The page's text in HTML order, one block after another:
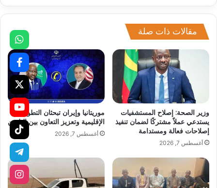
مقالات ذات صلة
وزير الصحة: إصلاح المستشفيات
يستدعي عملاً مشتركًا لضمان تنفيذ
إصلاحات فعالة ومستدامة
أغسطس 7, 2026
موريتانيا وإيران تبحثان التطورات
الإقليمية وتعزيز التعاون بين البلدين
أغسطس 7, 2026